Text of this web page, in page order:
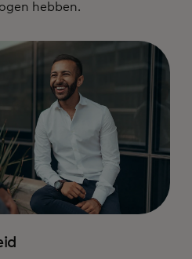
de hoogste
hebben.